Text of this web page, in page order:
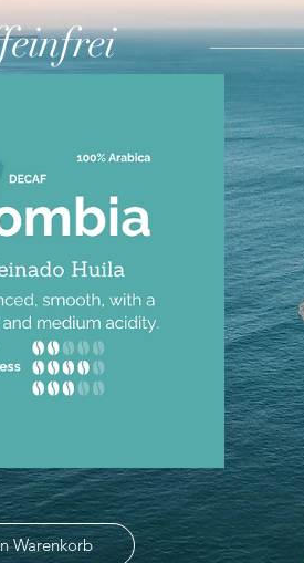
zum Anzeigen.
Warenkorb